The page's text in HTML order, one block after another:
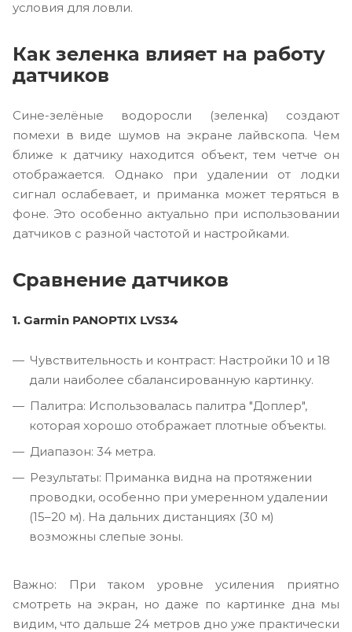
условия для ловли.
Как зеленка влияет на работу
датчиков
Сине-зелёные водоросли (зеленка) создают
помехи в виде шумов на экране лайвскопа. Чем
ближе к датчику находится объект, тем четче он
отображается. Однако при удалении от лодки
сигнал ослабевает, и приманка может теряться в
фоне. Это особенно актуально при использовании
датчиков с разной частотой и настройками.
Сравнение датчиков
1. Garmin PANOPTIX LVS34
Чувствительность и контраст: Настройки 10 и 18
дали наиболее сбалансированную картинку.
Палитра: Использовалась палитра "Доплер",
которая хорошо отображает плотные объекты.
Диапазон: 34 метра.
Результаты: Приманка видна на протяжении
проводки, особенно при умеренном удалении
(15–20 м). На дальних дистанциях (30 м)
возможны слепые зоны.
Важно: При таком уровне усиления приятно
смотреть на экран, но даже по картинке дна мы
видим, что дальше 24 метров дно уже практически